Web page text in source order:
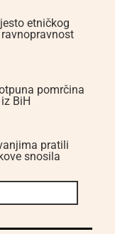
etničkog
pomrčina
BiH
pratili
snosila